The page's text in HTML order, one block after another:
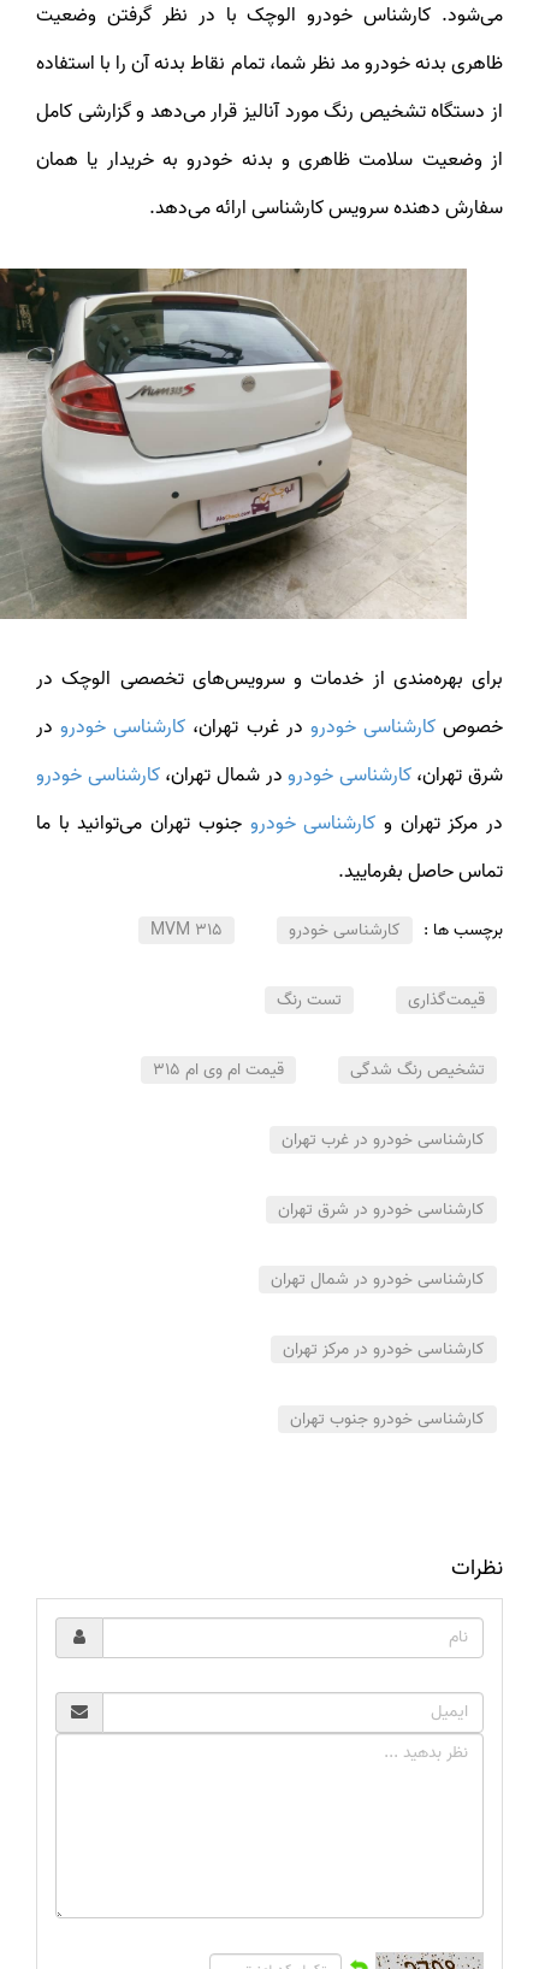
می‌شود. کارشناس خودرو الوچک با در نظر گرفتن وضعیت
ظاهری بدنه خودرو مد نظر شما، تمام نقاط بدنه آن را با استفاده
از دستگاه تشخیص رنگ مورد آنالیز قرار می‌دهد و گزارشی کامل
از وضعیت سلامت ظاهری و بدنه خودرو به خریدار یا همان
سفارش دهنده سرویس کارشناسی ارائه می‌دهد.
برای بهره‌مندی از خدمات و سرویس‌های تخصصی الوچک در
خصوصکارشناسی خودرودر غرب تهران،کارشناسی خودرودر
شرق تهران،کارشناسی خودرودر شمال تهران،کارشناسی خودرو
در مرکز تهران وکارشناسی خودروجنوب تهران می‌توانید با ما
تماس حاصل بفرمایید.
برچسب ها : کارشناسی خودرو MVM 315
قیمت‌گذاری تست رنگ
تشخیص رنگ شدگی قیمت ام وی ام 315
کارشناسی خودرو در غرب تهران
کارشناسی خودرو در شرق تهران
کارشناسی خودرو در شمال تهران
کارشناسی خودرو در مرکز تهران
کارشناسی خودرو جنوب تهران
نظرات